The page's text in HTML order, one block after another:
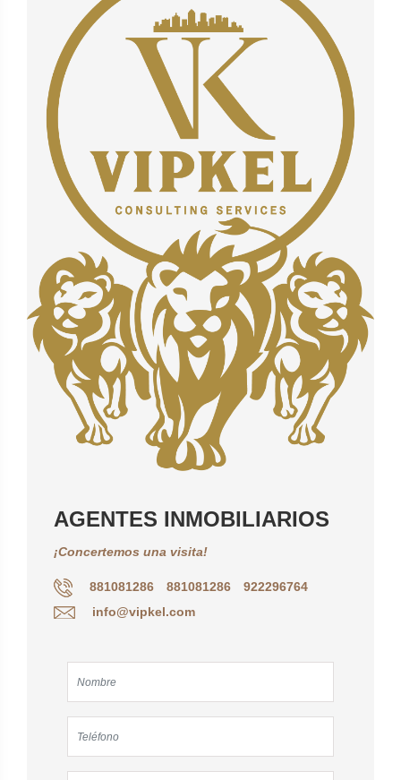
AGENTES INMOBILIARIOS
¡Concertemos una visita!
881081286 881081286
922296764
info@vipkel.com